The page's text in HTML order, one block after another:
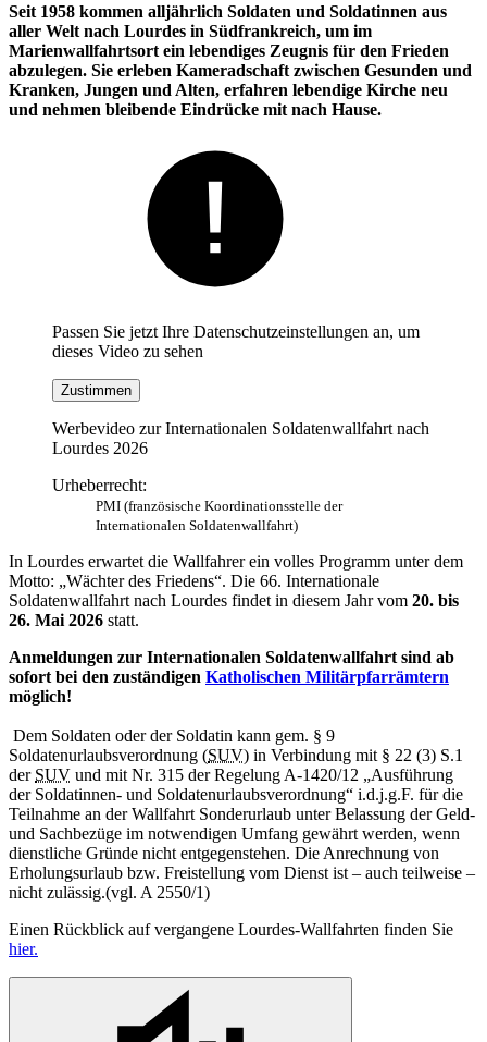
Seit 1958 kommen alljährlich Soldaten und Soldatinnen aus
aller Welt nach Lourdes in Südfrankreich, um im
Marienwallfahrtsort ein lebendiges Zeugnis für den Frieden
abzulegen. Sie erleben Kameradschaft zwischen Gesunden und
Kranken, Jungen und Alten, erfahren lebendige Kirche neu
und nehmen bleibende Eindrücke mit nach Hause.
Passen Sie jetzt Ihre Datenschutzeinstellungen an, um
dieses Video zu sehen
Zustimmen
Werbevideo zur Internationalen Soldatenwallfahrt nach
Lourdes 2026
Urheberrecht:
PMI (französische Koordinationsstelle der
Internationalen Soldatenwallfahrt)
In Lourdes erwartet die Wallfahrer ein volles Programm unter dem
Motto: „Wächter des Friedens“. Die 66. Internationale
Soldatenwallfahrt nach Lourdes findet in diesem Jahr vom 20. bis
26. Mai 2026 statt.
Anmeldungen zur Internationalen Soldatenwallfahrt sind ab
sofort bei den zuständigen Katholischen Militärpfarrämtern
möglich!
Dem Soldaten oder der Soldatin kann gem. § 9
Soldatenurlaubsverordnung (SUV) in Verbindung mit § 22 (3) S.1
der SUV und mit Nr. 315 der Regelung A-1420/12 „Ausführung
der Soldatinnen- und Soldatenurlaubsverordnung“ i.d.j.g.F. für die
Teilnahme an der Wallfahrt Sonderurlaub unter Belassung der Geld-
und Sachbezüge im notwendigen Umfang gewährt werden, wenn
dienstliche Gründe nicht entgegenstehen. Die Anrechnung von
Erholungsurlaub bzw. Freistellung vom Dienst ist – auch teilweise –
nicht zulässig.(vgl. A 2550/1)
Einen Rückblick auf vergangene Lourdes-Wallfahrten finden Sie
hier.